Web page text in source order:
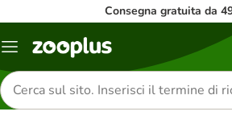
Consegna gratuita da
Overview
Cerca
prodotti